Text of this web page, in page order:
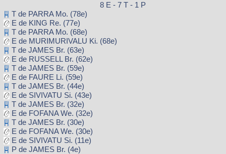
8 E - 7 T - 1 P
T de PARRA Mo. (78e)
E de KING Re. (77e)
T de PARRA Mo. (68e)
E de MURIMURIVALU Ki. (68e)
T de JAMES Br. (63e)
E de RUSSELL Br. (62e)
T de JAMES Br. (59e)
E de FAURE Li. (59e)
T de JAMES Br. (44e)
E de SIVIVATU Si. (43e)
T de JAMES Br. (32e)
E de FOFANA We. (32e)
T de JAMES Br. (30e)
E de FOFANA We. (30e)
E de SIVIVATU Si. (11e)
P de JAMES Br. (4e)